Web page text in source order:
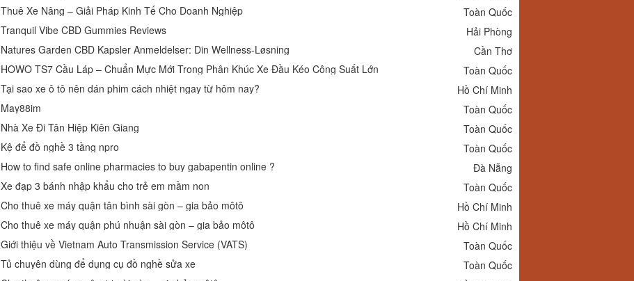
Thuê Xe Nâng – Giải Pháp Kinh Tế Cho Doanh Nghiệp
Toàn Quốc
Tranquil Vibe CBD Gummies Reviews
Hải Phòng
Natures Garden CBD Kapsler Anmeldelser: Din Wellness-Løsning
Cần Thơ
HOWO TS7 Cầu Láp – Chuẩn Mực Mới Trong Phân Khúc Xe Đầu Kéo Công Suất Lớn
Toàn Quốc
Tại sao xe ô tô nên dán phim cách nhiệt ngay từ hôm nay?
Hồ Chí Minh
May88im
Toàn Quốc
Nhà Xe Đi Tân Hiệp Kiên Giang
Toàn Quốc
Kệ để đồ nghề 3 tầng npro
Toàn Quốc
How to find safe online pharmacies to buy gabapentin online ?
Đà Nẵng
Xe đạp 3 bánh nhập khẩu cho trẻ em mầm non
Toàn Quốc
Cho thuê xe máy quận tân bình sài gòn – gia bảo môtô
Hồ Chí Minh
Cho thuê xe máy quận phú nhuận sài gòn – gia bảo môtô
Hồ Chí Minh
Giới thiệu về Vietnam Auto Transmission Service (VATS)
Toàn Quốc
Tủ chuyên dùng để dụng cụ đồ nghề sửa xe
Toàn Quốc